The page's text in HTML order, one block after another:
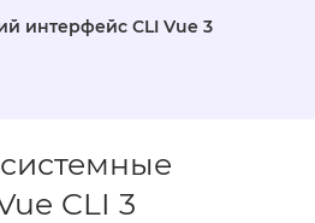
интерфейс CLI Vue 3
CLI 3